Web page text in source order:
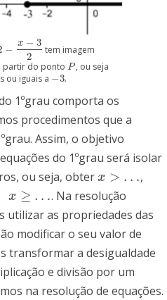
−
x − 3
2
−32
tem imagem
do ponto P
P , ou seja
ou iguais a −3
−3 .
1ºgrau comporta os
procedimentos que a
Assim, o objetivo
do 1ºgrau será isolar
ou seja, obter x > …
x> … ,
x ≥ …
…
. Na resolução
utilizar as propriedades das
modificar o seu valor de
transformar a desigualdade
e divisão por um
na resolução de equações.